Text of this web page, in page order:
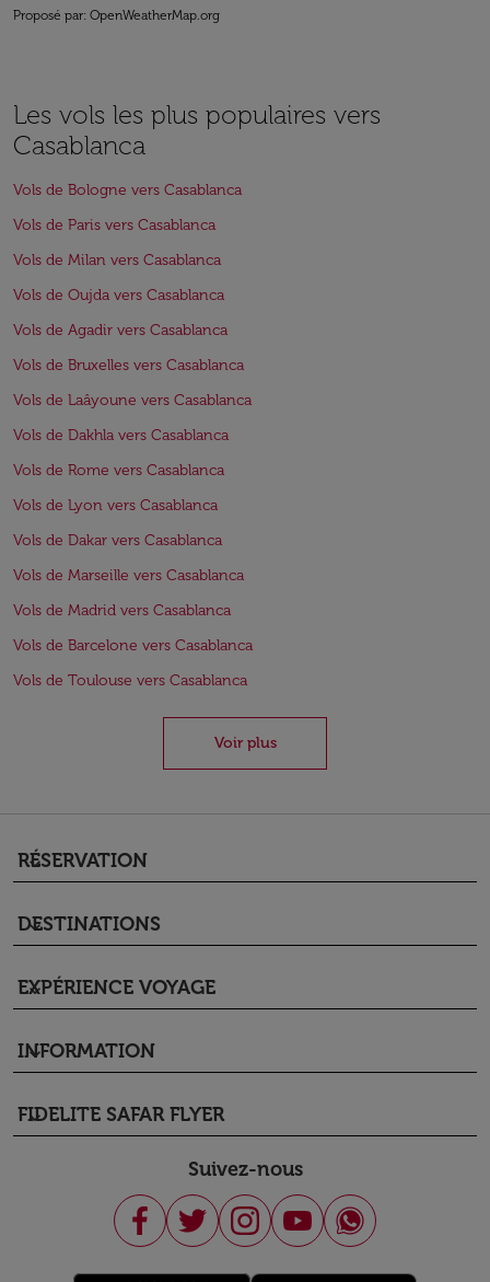
Proposé par: OpenWeatherMap.org
Les vols les plus populaires vers
Casablanca
Vols de Bologne vers Casablanca
Vols de Paris vers Casablanca
Vols de Milan vers Casablanca
Vols de Oujda vers Casablanca
Vols de Agadir vers Casablanca
Vols de Bruxelles vers Casablanca
Vols de Laâyoune vers Casablanca
Vols de Dakhla vers Casablanca
Vols de Rome vers Casablanca
Vols de Lyon vers Casablanca
Vols de Dakar vers Casablanca
Vols de Marseille vers Casablanca
Vols de Madrid vers Casablanca
Vols de Barcelone vers Casablanca
Vols de Toulouse vers Casablanca
Voir plus
RÉSERVATION
keyboard_arrow_down
DESTINATIONS
keyboard_arrow_down
EXPÉRIENCE VOYAGE
keyboard_arrow_down
INFORMATION
keyboard_arrow_down
FIDELITE SAFAR FLYER
keyboard_arrow_down
Suivez-nous